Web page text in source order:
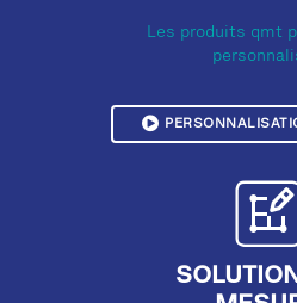
Les produits qmt